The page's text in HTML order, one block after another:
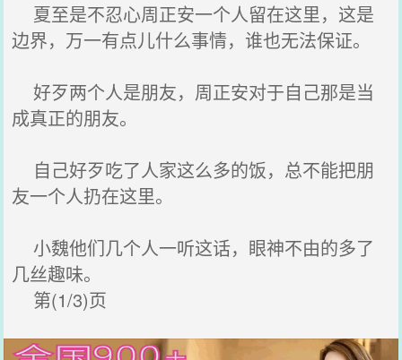
夏至是不忍心周正安一个人留在这里，这是
边界，万一有点儿什么事情，谁也无法保证。
好歹两个人是朋友，周正安对于自己那是当
成真正的朋友。
自己好歹吃了人家这么多的饭，总不能把朋
友一个人扔在这里。
小魏他们几个人一听这话，眼神不由的多了
几丝趣味。
第(1/3)页